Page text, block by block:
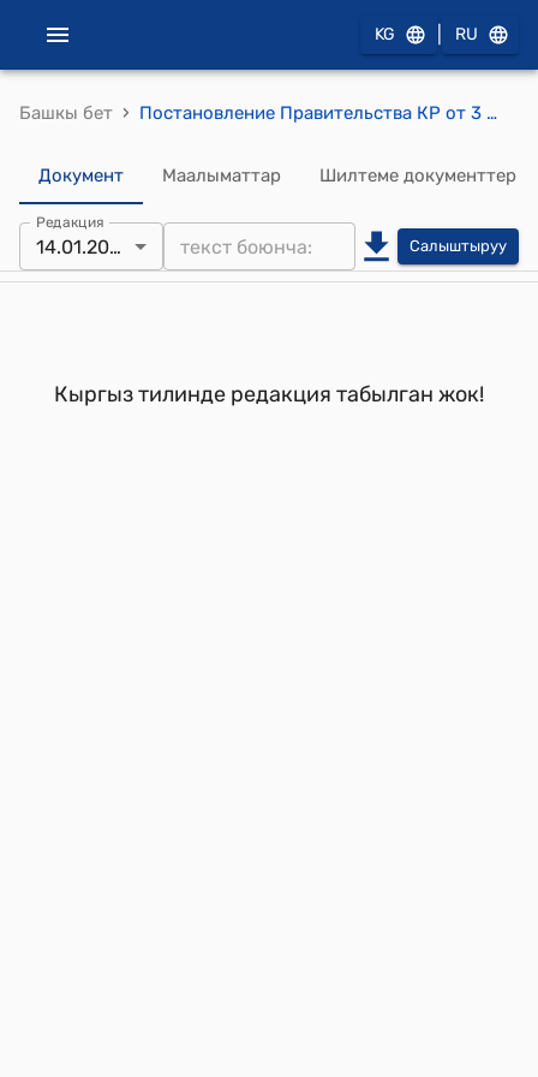
KG RU
Башкы бет › Постановление Правительства КР от 3 марта 1994 года №100 "О служебных квартирах и автомашинах"
Документ Маалыматтар Шилтеме документтер
Редакция
14.01.2022 Салыштыруу
Кыргыз тилинде редакция табылган жок!